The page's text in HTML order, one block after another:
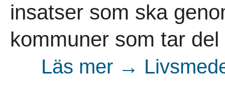
insatser som ska
kommuner som tar
Läs mer →